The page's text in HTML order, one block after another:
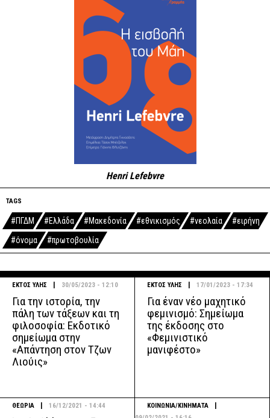
Henri Lefebvre
TAGS
#ΠΓΔΜ #Ελλάδα #Μακεδονία #εθνικισμός #νεολαία
#ειρήνη
#όνομα
#πρωτοβουλία
ΕΚΤΟΣ ΥΛΗΣ 30/05/2023 - 12:10
Για την ιστορία, την
πάλη των τάξεων και τη
φιλοσοφία: Εκδοτικό
σημείωμα στην
«Απάντηση στον Τζων
Λιούις»
ΕΚΤΟΣ ΥΛΗΣ 17/01/2023 - 17:34
Για έναν νέο μαχητικό
φεμινισμό: Σημείωμα
της έκδοσης στο
«Φεμινιστικό
μανιφέστο»
ΘΕΩΡΙΑ 16/12/2021 - 14:44 ΚΟΙΝΩΝΙΑ/ΚΙΝΗΜΑΤΑ